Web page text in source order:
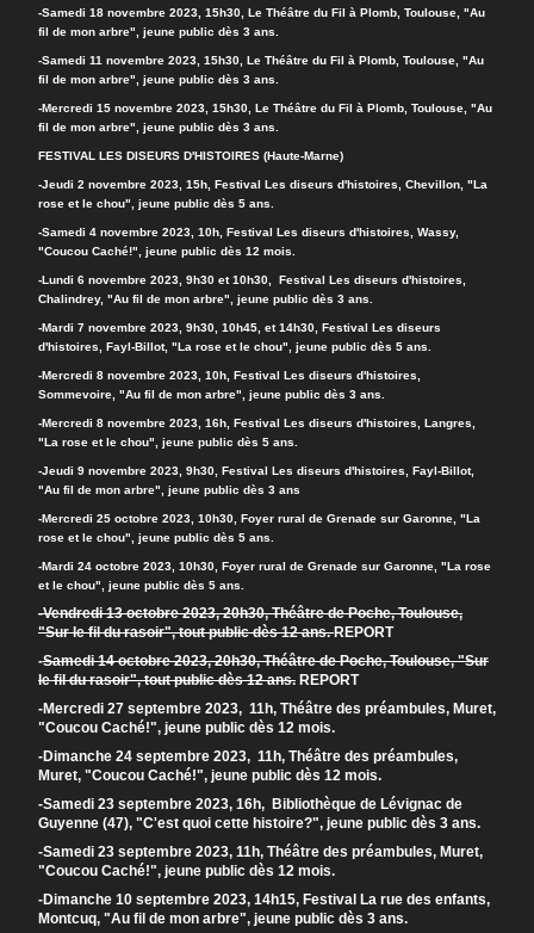
-Samedi 18 novembre 2023, 15h30, Le Théâtre du Fil à Plomb, Toulouse, "Au
fil de mon arbre", jeune public dès 3 ans.
-Samedi 11 novembre 2023, 15h30, Le Théâtre du Fil à Plomb, Toulouse, "Au
fil de mon arbre", jeune public dès 3 ans.
-Mercredi 15 novembre 2023, 15h30, Le Théâtre du Fil à Plomb, Toulouse, "Au
fil de mon arbre", jeune public dès 3 ans.
FESTIVAL LES DISEURS D'HISTOIRES (Haute-Marne)
-Jeudi 2 novembre 2023, 15h, Festival Les diseurs d'histoires, Chevillon, "La
rose et le chou", jeune public dès 5 ans.
-Samedi 4 novembre 2023, 10h, Festival Les diseurs d'histoires, Wassy,
"Coucou Caché!", jeune public dès 12 mois.
-Lundi 6 novembre 2023, 9h30 et 10h30, Festival Les diseurs d'histoires,
Chalindrey, "Au fil de mon arbre", jeune public dès 3 ans.
-Mardi 7 novembre 2023, 9h30, 10h45, et 14h30, Festival Les diseurs
d'histoires, Fayl-Billot, "La rose et le chou", jeune public dès 5 ans.
-Mercredi 8 novembre 2023, 10h, Festival Les diseurs d'histoires,
Sommevoire, "Au fil de mon arbre", jeune public dès 3 ans.
-Mercredi 8 novembre 2023, 16h, Festival Les diseurs d'histoires, Langres,
"La rose et le chou", jeune public dès 5 ans.
-Jeudi 9 novembre 2023, 9h30, Festival Les diseurs d'histoires, Fayl-Billot,
"Au fil de mon arbre", jeune public dès 3 ans
-Mercredi 25 octobre 2023, 10h30, Foyer rural de Grenade sur Garonne, "La
rose et le chou", jeune public dès 5 ans.
-Mardi 24 octobre 2023, 10h30, Foyer rural de Grenade sur Garonne, "La rose
et le chou", jeune public dès 5 ans.
-Vendredi 13 octobre 2023, 20h30, Théâtre de Poche, Toulouse,
"Sur le fil du rasoir", tout public dès 12 ans.REPORT
-Samedi 14 octobre 2023, 20h30, Théâtre de Poche, Toulouse, "Sur
le fil du rasoir", tout public dès 12 ans. REPORT
-Mercredi 27 septembre 2023, 11h, Théâtre des préambules, Muret,
"Coucou Caché!", jeune public dès 12 mois.
-Dimanche 24 septembre 2023, 11h, Théâtre des préambules,
Muret, "Coucou Caché!", jeune public dès 12 mois.
-Samedi 23 septembre 2023, 16h, Bibliothèque de Lévignac de
Guyenne (47), "C'est quoi cette histoire?", jeune public dès 3 ans.
-Samedi 23 septembre 2023, 11h, Théâtre des préambules, Muret,
"Coucou Caché!", jeune public dès 12 mois.
-Dimanche 10 septembre 2023, 14h15, Festival La rue des enfants,
Montcuq, "Au fil de mon arbre", jeune public dès 3 ans.